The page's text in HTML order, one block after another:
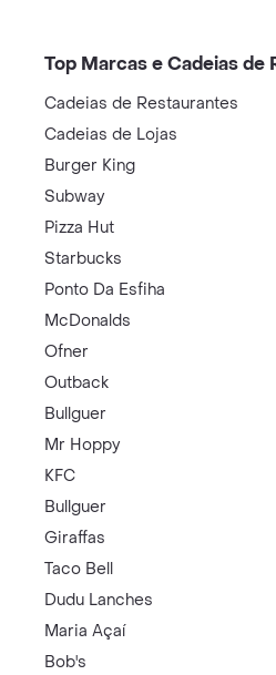
Top Marcas e Cadeias de
Cadeias de Restaurantes
Cadeias de Lojas
Burger King
Subway
Pizza Hut
Starbucks
Ponto Da Esfiha
McDonalds
Ofner
Outback
Bullguer
Mr Hoppy
KFC
Bullguer
Giraffas
Taco Bell
Dudu Lanches
Maria Açaí
Bob's